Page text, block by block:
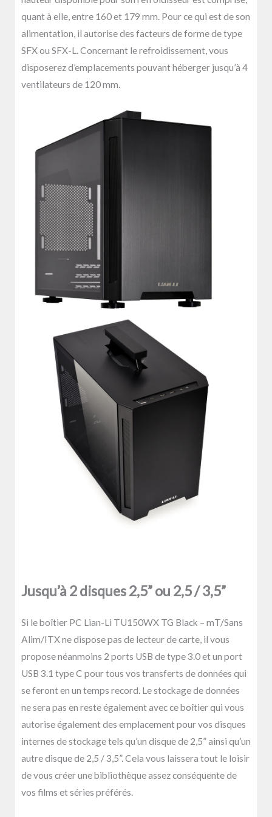
quant à elle, entre 160 et 179 mm. Pour ce qui est de son
alimentation, il autorise des facteurs de forme de type
SFX ou SFX-L. Concernant le refroidissement, vous
disposerez d’emplacements pouvant héberger jusqu’à 4
ventilateurs de 120 mm.
Jusqu’à 2 disques 2,5” ou 2,5 / 3,5”
Si le boîtier PC Lian-Li TU150WX TG Black – mT/Sans
Alim/ITX ne dispose pas de lecteur de carte, il vous
propose néanmoins 2 ports USB de type 3.0 et un port
USB 3.1 type C pour tous vos transferts de données qui
se feront en un temps record. Le stockage de données
ne sera pas en reste également avec ce boîtier qui vous
autorise également des emplacement pour vos disques
internes de stockage tels qu’un disque de 2,5” ainsi qu’un
autre disque de 2,5 / 3,5”. Cela vous laissera tout le loisir
de vous créer une bibliothèque assez conséquente de
vos films et séries préférés.